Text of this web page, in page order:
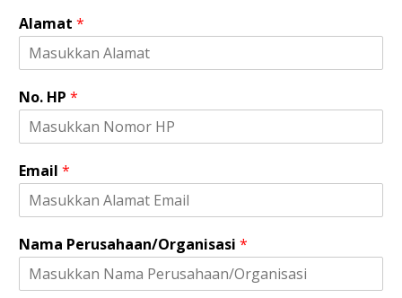
Alamat *
No. HP *
H
P
o
N
.
Email *
Nama Perusahaan/Organisasi *